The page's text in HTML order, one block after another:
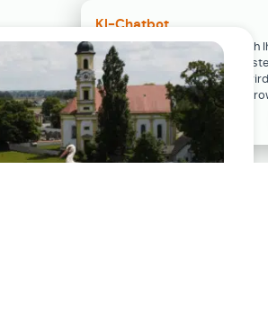
KI-Chatbot
Der KI-Chatbot steht erst nach
Einwilligung in den Cookie-
Verfügung. Der Chat-Verlauf
ausschließlich lokal in Ihrem
gespeichert.